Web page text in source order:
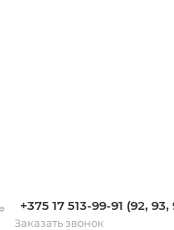
+375 17 513-99-91 (92, 93,
Заказать звонок